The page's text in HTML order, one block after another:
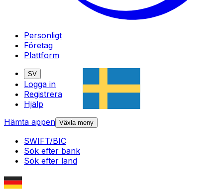
Personligt
Företag
Plattform
SV
Logga in
Registrera
Hjälp
Hämta appen Växla meny
SWIFT/BIC
Sök efter bank
Sök efter land